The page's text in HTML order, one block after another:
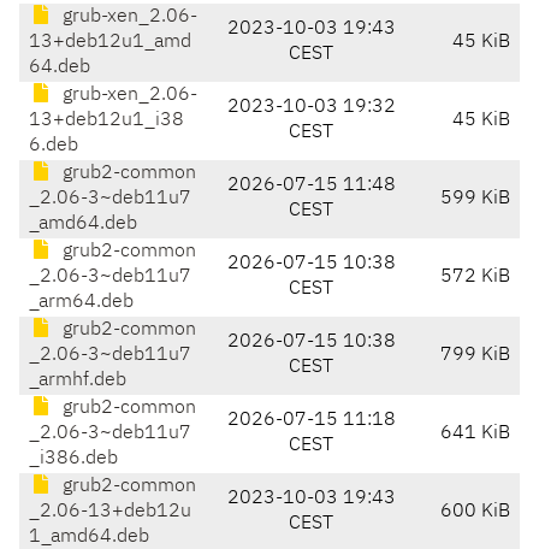
grub-xen_2.06-
13+deb12u1_amd
64.deb
2023-10-03 19:43
CEST
45 KiB
grub-xen_2.06-
13+deb12u1_i38
6.deb
2023-10-03 19:32
CEST
45 KiB
grub2-common
_2.06-3~deb11u7
_amd64.deb
2026-07-15 11:48
CEST
599 KiB
grub2-common
_2.06-3~deb11u7
_arm64.deb
2026-07-15 10:38
CEST
572 KiB
grub2-common
_2.06-3~deb11u7
_armhf.deb
2026-07-15 10:38
CEST
799 KiB
grub2-common
_2.06-3~deb11u7
_i386.deb
2026-07-15 11:18
CEST
641 KiB
grub2-common
_2.06-13+deb12u
1_amd64.deb
2023-10-03 19:43
CEST
600 KiB